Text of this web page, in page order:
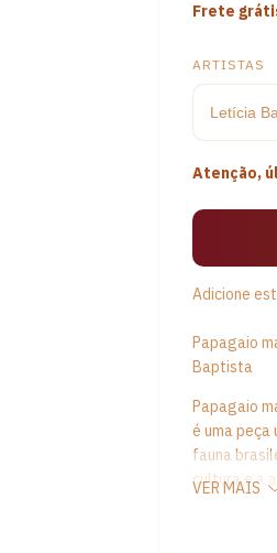
Frete
ARTISTAS
Atenção,
Adicione
Papagaio
Baptista
Papagaio
é uma peça
fauna
cultura e a
VER MAIS